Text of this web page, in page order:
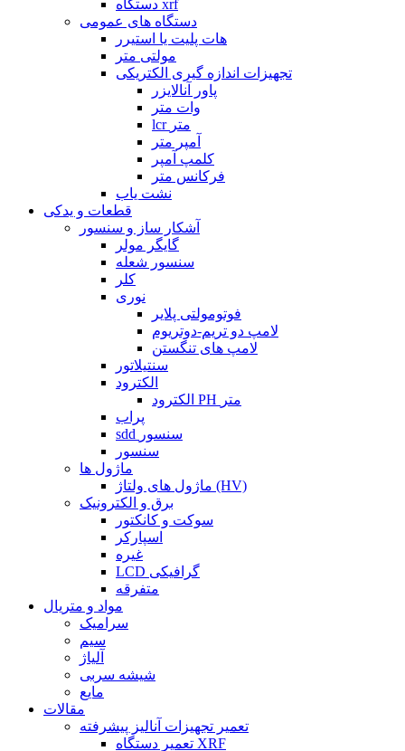
دستگاه xrf
دستگاه های عمومی
هات پلیت یا استیرر
مولتی متر
تجهیزات اندازه گیری الکتریکی
پاور آنالایزر
وات متر
lcr متر
آمپر متر
کلمپ آمپر
فرکانس متر
نشت یاب
قطعات و یدکی
آشکار ساز و سنسور
گایگر مولر
سنسور شعله
کلر
نوری
فوتومولتی پلایر
لامپ دو تریم-دوتریوم
لامپ های تنگستن
سنتیلاتور
الکترود
الکترود PH متر
پراب
sdd سنسور
سنسور
ماژول ها
ماژول های ولتاژ (HV)
برق و الکترونیک
سوکت و کانکتور
اسپارکر
غیره
LCD گرافیکی
متفرقه
مواد و متریال
سرامیک
سیم
آلیاژ
شیشه سربی
مایع
مقالات
تعمیر تجهیزات آنالیز پیشرفته
تعمیر دستگاه XRF